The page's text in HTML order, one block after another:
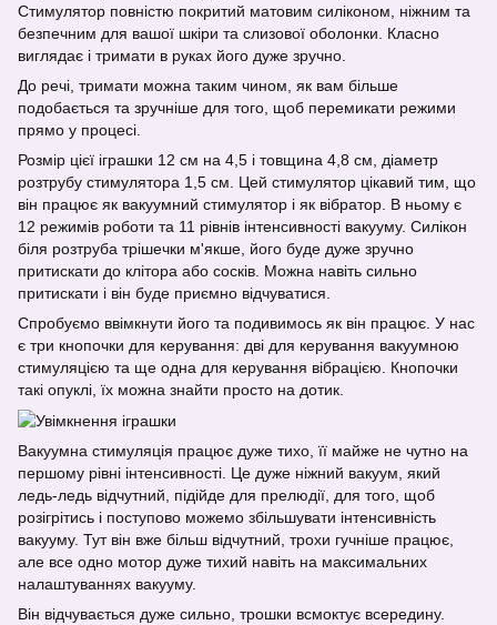
Стимулятор повністю покритий матовим силіконом, ніжним та
безпечним для вашої шкіри та слизової оболонки. Класно
виглядає і тримати в руках його дуже зручно.
До речі, тримати можна таким чином, як вам більше
подобається та зручніше для того, щоб перемикати режими
прямо у процесі.
Розмір цієї іграшки 12 см на 4,5 і товщина 4,8 см, діаметр
розтрубу стимулятора 1,5 см. Цей стимулятор цікавий тим, що
він працює як вакуумний стимулятор і як вібратор. В ньому є
12 режимів роботи та 11 рівнів інтенсивності вакууму. Силікон
біля розтруба трішечки м'якше, його буде дуже зручно
притискати до клітора або сосків. Можна навіть сильно
притискати і він буде приємно відчуватися.
Спробуємо ввімкнути його та подивимось як він працює. У нас
є три кнопочки для керування: дві для керування вакуумною
стимуляцією та ще одна для керування вібрацією. Кнопочки
такі опуклі, їх можна знайти просто на дотик.
Вакуумна стимуляція працює дуже тихо, її майже не чутно на
першому рівні інтенсивності. Це дуже ніжний вакуум, який
ледь-ледь відчутний, підійде для прелюдії, для того, щоб
розігрітись і поступово можемо збільшувати інтенсивність
вакууму. Тут він вже більш відчутний, трохи гучніше працює,
але все одно мотор дуже тихий навіть на максимальних
налаштуваннях вакууму.
Він відчувається дуже сильно, трошки всмоктує всередину.